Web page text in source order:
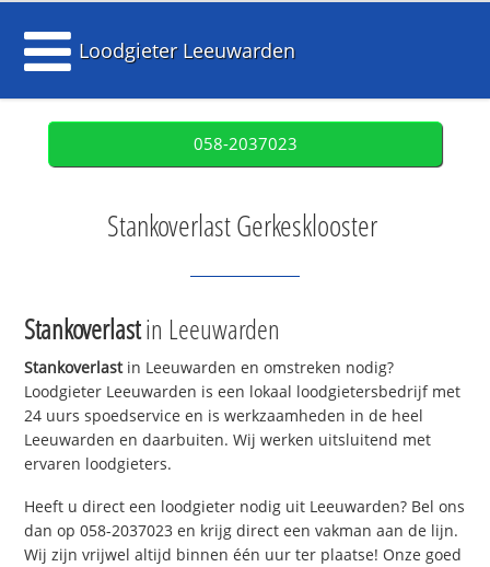
Loodgieter Leeuwarden
058-2037023
Stankoverlast Gerkesklooster
Stankoverlastin Leeuwarden
Stankoverlastin Leeuwarden en omstreken nodig?
Loodgieter Leeuwarden is een lokaal loodgietersbedrijf met
24 uurs spoedservice en is werkzaamheden in de heel
Leeuwarden en daarbuiten. Wij werken uitsluitend met
ervaren loodgieters.
Heeft u direct een loodgieter nodig uit Leeuwarden? Bel ons
dan op 058-2037023 en krijg direct een vakman aan de lijn.
Wij zijn vrijwel altijd binnen één uur ter plaatse! Onze goed